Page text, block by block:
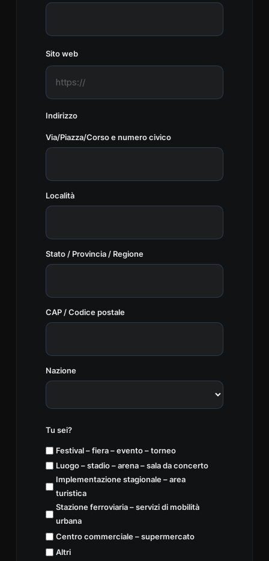
Sito web
Indirizzo
Via/Piazza/Corso e numero civico
Località
Stato / Provincia / Regione
CAP / Codice postale
Nazione
Tu sei?
Festival – fiera – evento – torneo
Luogo – stadio – arena – sala da concerto
Implementazione stagionale – area
turistica
Stazione ferroviaria – servizi di mobilità
urbana
Centro commerciale – supermercato
Altri